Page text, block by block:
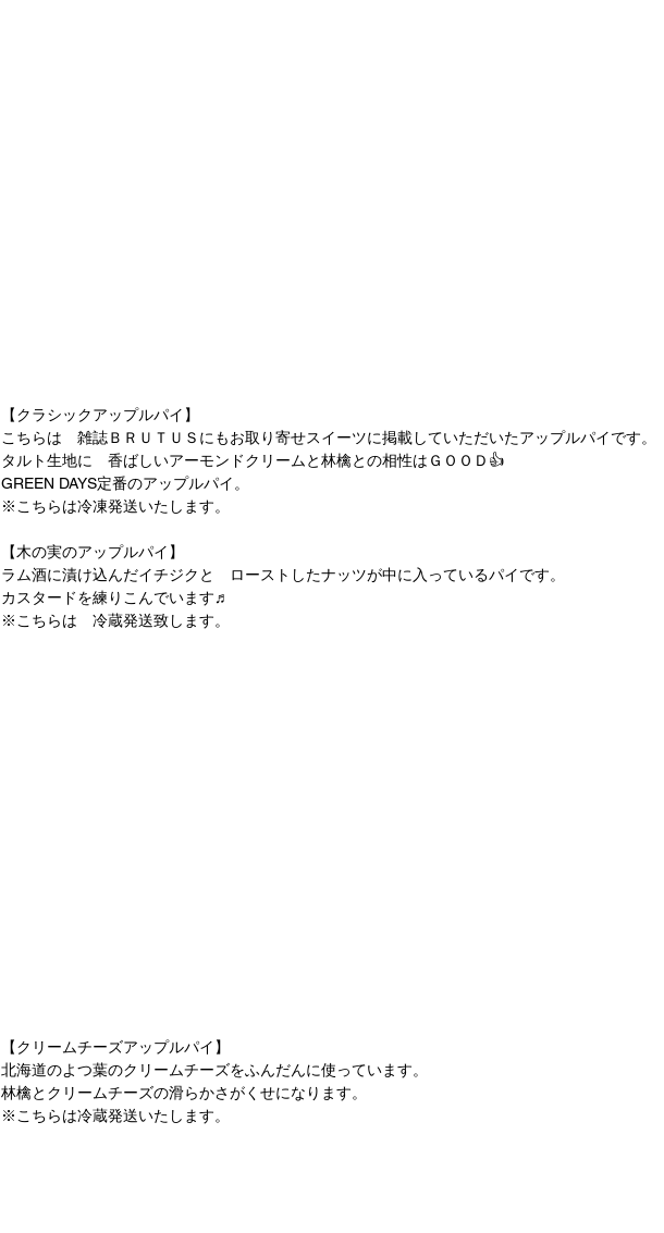
【クラシックアップルパイ】
こちらは　雑誌ＢＲＵＴＵＳにもお取り寄せスイーツに掲載していただいたアップルパイです。
タルト生地に　香ばしいアーモンドクリームと林檎との相性はＧＯＯＤ👍
GREEN DAYS定番のアップルパイ。
※こちらは冷凍発送いたします。
【木の実のアップルパイ】
ラム酒に漬け込んだイチジクと　ローストしたナッツが中に入っているパイです。
カスタードを練りこんでいます♬
※こちらは　冷蔵発送致します。
【クリームチーズアップルパイ】
北海道のよつ葉のクリームチーズをふんだんに使っています。
林檎とクリームチーズの滑らかさがくせになります。
※こちらは冷蔵発送いたします。